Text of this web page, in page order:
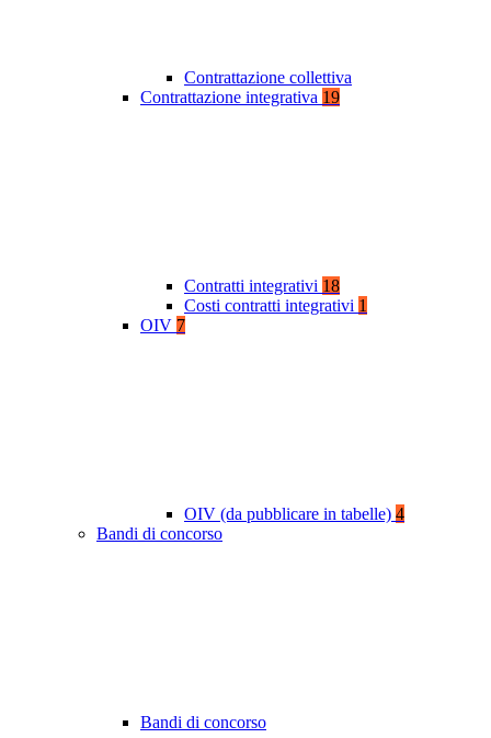
Contrattazione collettiva
Contrattazione integrativa 19
Contratti integrativi 18
Costi contratti integrativi 1
OIV 7
OIV (da pubblicare in tabelle) 4
Bandi di concorso
Bandi di concorso